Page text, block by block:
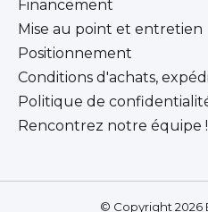
Financement
Mise au point et entretien
Positionnement
Conditions d'achats,
Politique de
Rencontrez notre équipe !
© Copyright 2026